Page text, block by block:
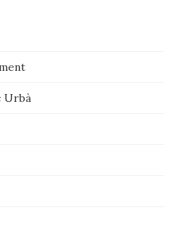
Urbà